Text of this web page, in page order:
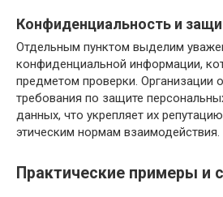
Конфиденциальность и
Отдельным пунктом выделим
конфиденциальной информации,
предметом проверки. Организации
требования по защите
данных, что укрепляет их
этическим нормам взаимодействия.
Практические примеры и